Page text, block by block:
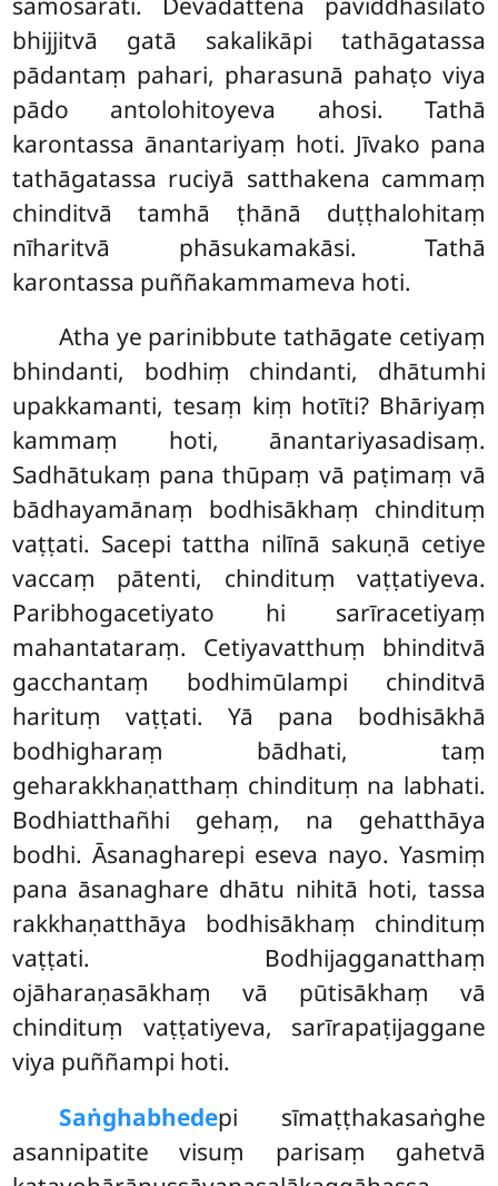
bhijjitvā gatā sakalikāpi tathāgatassa
pādantaṃ pahari, pharasunā pahaṭo viya
pādo antolohitoyeva ahosi. Tathā
karontassa ānantariyaṃ hoti. Jīvako pana
tathāgatassa ruciyā satthakena cammaṃ
chinditvā tamhā ṭhānā duṭṭhalohitaṃ
nīharitvā phāsukamakāsi. Tathā
karontassa puññakammameva hoti.
Atha ye parinibbute tathāgate cetiyaṃ
bhindanti, bodhiṃ chindanti, dhātumhi
upakkamanti, tesaṃ kiṃ hotīti? Bhāriyaṃ
kammaṃ hoti, ānantariyasadisaṃ.
Sadhātukaṃ pana thūpaṃ vā paṭimaṃ vā
bādhayamānaṃ bodhisākhaṃ chindituṃ
vaṭṭati. Sacepi tattha nilīnā sakuṇā cetiye
vaccaṃ pātenti, chindituṃ vaṭṭatiyeva.
Paribhogacetiyato hi sarīracetiyaṃ
mahantataraṃ. Cetiyavatthuṃ bhinditvā
gacchantaṃ bodhimūlampi chinditvā
harituṃ vaṭṭati. Yā pana bodhisākhā
bodhigharaṃ bādhati, taṃ
geharakkhaṇatthaṃ chindituṃ na labhati.
Bodhiatthañhi gehaṃ, na gehatthāya
bodhi. Āsanagharepi eseva nayo. Yasmiṃ
pana āsanaghare dhātu nihitā hoti, tassa
rakkhaṇatthāya bodhisākhaṃ chindituṃ
vaṭṭati. Bodhijagganatthaṃ
ojāharaṇasākhaṃ vā pūtisākhaṃ vā
chindituṃ vaṭṭatiyeva, sarīrapaṭijaggane
viya puññampi hoti.
Saṅghabhedepi sīmaṭṭhakasaṅghe
asannipatite visuṃ parisaṃ gahetvā